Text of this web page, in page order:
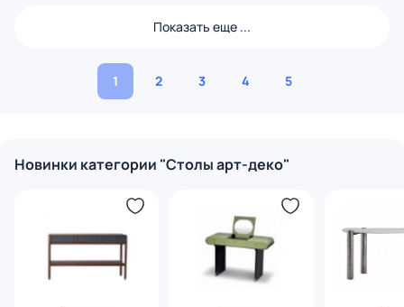
Показать еще ...
1 2 3 4 5
Новинки категории "Столы арт-деко"